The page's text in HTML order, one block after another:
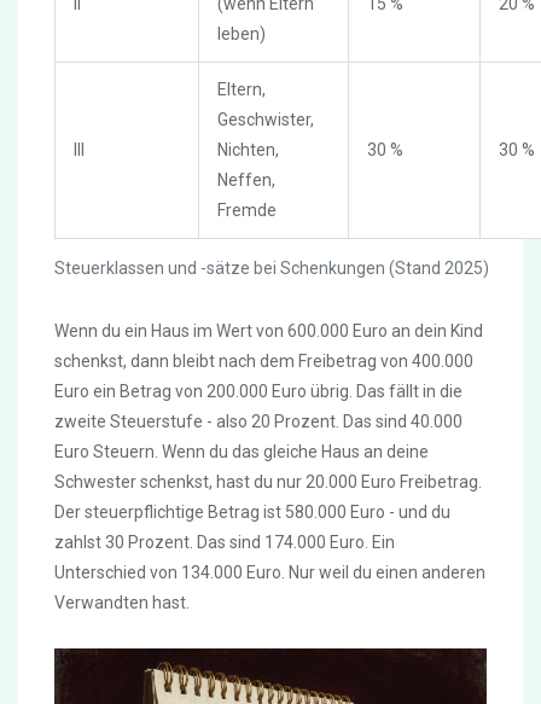
Steuerklassen und -sätze bei Schenkungen (Stand 2025)
leben)
III
Eltern,
Geschwister,
Nichten,
Neffen,
Fremde
30 % 30 %
Wenn du ein Haus im Wert von 600.000 Euro an dein Kind
schenkst, dann bleibt nach dem Freibetrag von 400.000
Euro ein Betrag von 200.000 Euro übrig. Das fällt in die
zweite Steuerstufe - also 20 Prozent. Das sind 40.000
Euro Steuern. Wenn du das gleiche Haus an deine
Schwester schenkst, hast du nur 20.000 Euro Freibetrag.
Der steuerpflichtige Betrag ist 580.000 Euro - und du
zahlst 30 Prozent. Das sind 174.000 Euro. Ein
Unterschied von 134.000 Euro. Nur weil du einen anderen
Verwandten hast.